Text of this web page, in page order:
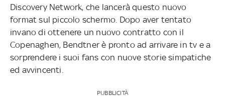
Discovery Network, che lancerà questo nuovo
format sul piccolo schermo. Dopo aver tentato
invano di ottenere un nuovo contratto con il
Copenaghen, Bendtner è pronto ad arrivare in tv e a
sorprendere i suoi fans con nuove storie simpatiche
ed avvincenti.
PUBBLICITÀ